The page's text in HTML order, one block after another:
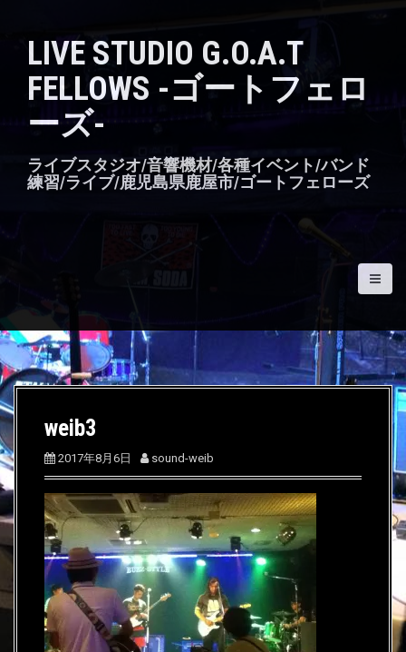
LIVE STUDIO G.O.A.T
FELLOWS -ゴートフェロ
ーズ-
ライブスタジオ/音響機材/各種イベント/バンド
練習/ライブ/鹿児島県鹿屋市/ゴートフェローズ
weib3
2017年8月6日 sound-weib